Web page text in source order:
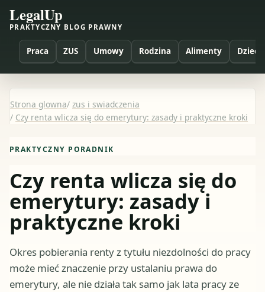
LegalUp
PRAKTYCZNY BLOG PRAWNY
Praca ZUS Umowy Rodzina Alimenty Dzieci
Strona glowna/ zus i swiadczenia
/ Czy renta wlicza się do emerytury: zasady i praktyczne kroki
PRAKTYCZNY PORADNIK
Czy renta wlicza się do
emerytury: zasady i
praktyczne kroki
Okres pobierania renty z tytułu niezdolności do pracy
może mieć znaczenie przy ustalaniu prawa do
emerytury, ale nie działa tak samo jak lata pracy ze